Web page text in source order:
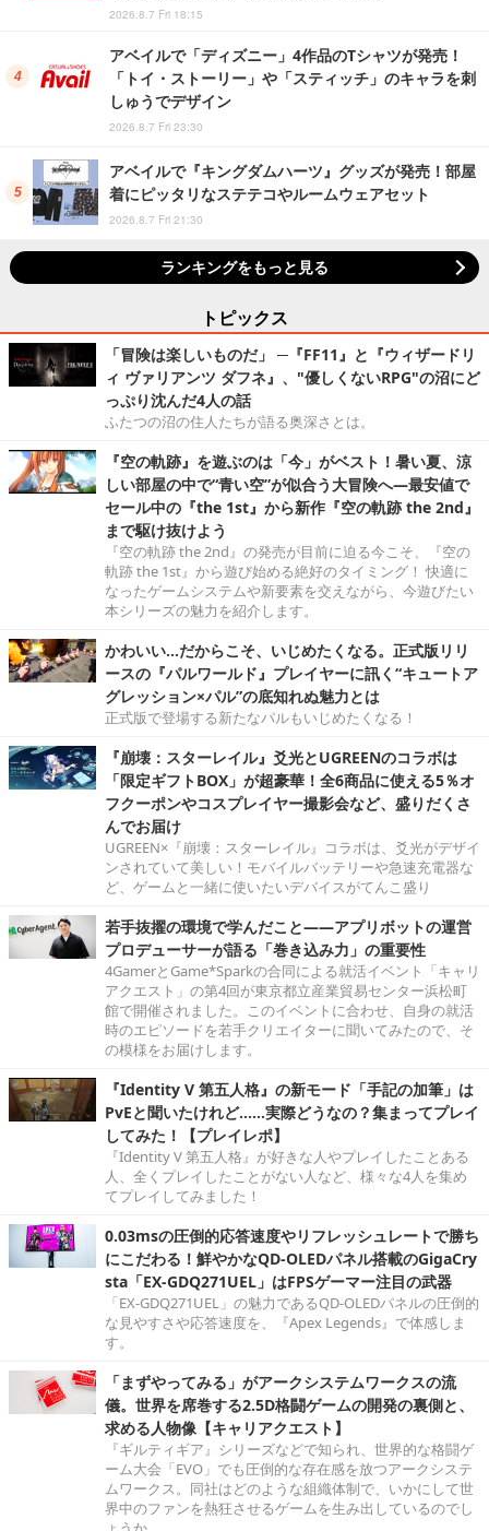
2026.8.7 Fri 18:15
アベイルで「ディズニー」4作品のTシャツが発売！
「トイ・ストーリー」や「スティッチ」のキャラを刺
しゅうでデザイン
2026.8.7 Fri 23:30
アベイルで『キングダムハーツ』グッズが発売！部屋
着にピッタリなステテコやルームウェアセット
2026.8.7 Fri 21:30
ランキングをもっと見る
トピックス
「冒険は楽しいものだ」 ─『FF11』と『ウィザードリ
ィ ヴァリアンツ ダフネ』、"優しくないRPG"の沼にど
っぷり沈んだ4人の話
ふたつの沼の住人たちが語る奥深さとは。
『空の軌跡』を遊ぶのは「今」がベスト！暑い夏、涼
しい部屋の中で“青い空”が似合う大冒険へ―最安値で
セール中の『the 1st』から新作『空の軌跡 the 2nd』
まで駆け抜けよう
『空の軌跡 the 2nd』の発売が目前に迫る今こそ、『空の
軌跡 the 1st』から遊び始める絶好のタイミング！ 快適に
なったゲームシステムや新要素を交えながら、今遊びたい
本シリーズの魅力を紹介します。
かわいい…だからこそ、いじめたくなる。正式版リリ
ースの『パルワールド』プレイヤーに訊く“キュートア
グレッション×パル”の底知れぬ魅力とは
正式版で登場する新たなパルもいじめたくなる！
『崩壊：スターレイル』爻光とUGREENのコラボは
「限定ギフトBOX」が超豪華！全6商品に使える5％オ
フクーポンやコスプレイヤー撮影会など、盛りだくさ
んでお届け
UGREEN×『崩壊：スターレイル』コラボは、爻光がデザイ
ンされていて美しい！モバイルバッテリーや急速充電器な
ど、ゲームと一緒に使いたいデバイスがてんこ盛り
若手抜擢の環境で学んだこと――アプリボットの運営
プロデューサーが語る「巻き込み力」の重要性
4GamerとGame*Sparkの合同による就活イベント「キャリ
アクエスト」の第4回が東京都立産業貿易センター浜松町
館で開催されました。このイベントに合わせ、自身の就活
時のエピソードを若手クリエイターに聞いてみたので、そ
の模様をお届けします。
『Identity V 第五人格』の新モード「手記の加筆」は
PvEと聞いたけれど……実際どうなの？集まってプレイ
してみた！【プレイレポ】
『Identity V 第五人格』が好きな人やプレイしたことある
人、全くプレイしたことがない人など、様々な4人を集め
てプレイしてみました！
0.03msの圧倒的応答速度やリフレッシュレートで勝ち
にこだわる！鮮やかなQD-OLEDパネル搭載のGigaCry
sta「EX-GDQ271UEL」はFPSゲーマー注目の武器
「EX-GDQ271UEL」の魅力であるQD-OLEDパネルの圧倒的
な見やすさや応答速度を、『Apex Legends』で体感しま
す。
「まずやってみる」がアークシステムワークスの流
儀。世界を席巻する2.5D格闘ゲームの開発の裏側と、
求める人物像【キャリアクエスト】
『ギルティギア』シリーズなどで知られ、世界的な格闘ゲ
ーム大会「EVO」でも圧倒的な存在感を放つアークシステ
ムワークス。同社はどのような組織体制で、いかにして世
界中のファンを熱狂させるゲームを生み出しているのでし